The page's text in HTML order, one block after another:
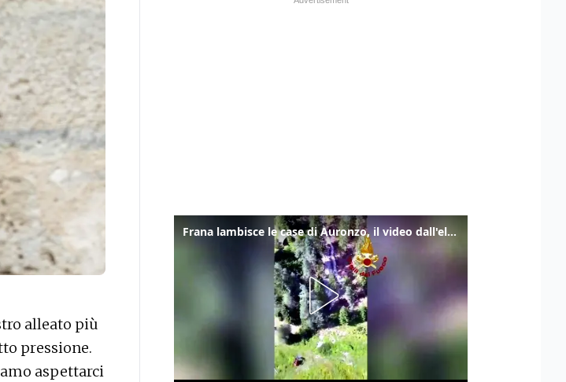
alleato più
pressione.
aspettarci
Frana lambisce le case di Auronzo, il video dall'elicottero dei vigili del fuoco